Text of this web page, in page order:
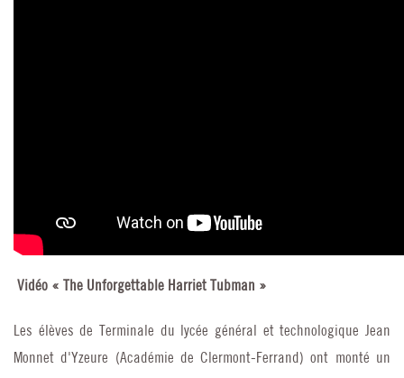
Vidéo « The Unforgettable Harriet Tubman »
Les élèves de Terminale du lycée général et technologique Jean
Monnet d'Yzeure (Académie de Clermont-Ferrand) ont monté un